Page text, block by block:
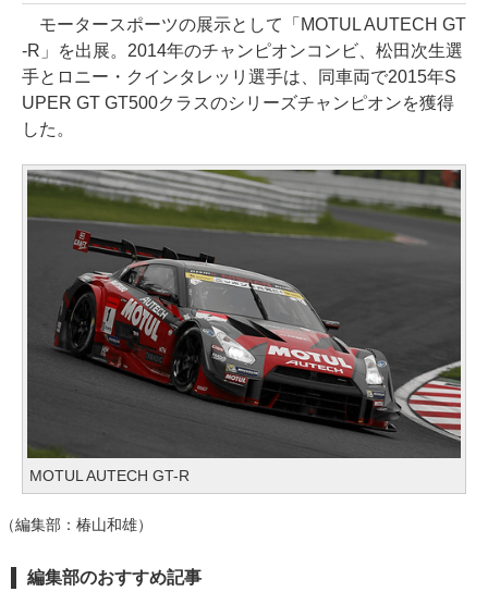
モータースポーツの展示として「MOTUL AUTECH GT
-R」を出展。2014年のチャンピオンコンビ、松田次生選
手とロニー・クインタレッリ選手は、同車両で2015年S
UPER GT GT500クラスのシリーズチャンピオンを獲得
した。
MOTUL AUTECH GT-R
（編集部：椿山和雄）
編集部のおすすめ記事